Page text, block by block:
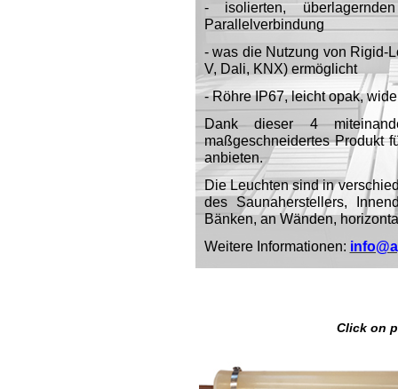
- isolierten,
Parallelverbindung
- was die Nutzung von Rigid-
V, Dali, KNX) ermöglicht
- Röhre IP67, leicht opak,
Dank dieser 4
maßgeschneidertes Produkt
anbieten.
Die Leuchten sind in
des Saunaherstellers,
Bänken, an Wänden,
Weitere Informationen:
Click on